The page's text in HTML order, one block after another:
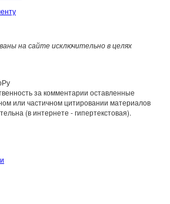
на сайте исключительно в целях
за комментарии оставленные
или частичном цитировании материалов
(в интернете - гипертекстовая).